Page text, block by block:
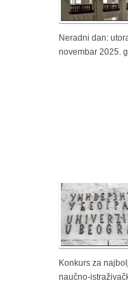
Neradni dan:
novembar 2025.
Konkurs za
naučno-